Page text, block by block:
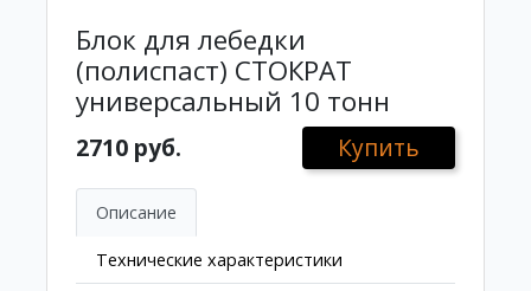
Блок для лебедки
(полиспаст) СТОКРАТ
универсальный 10 тонн
2710 руб. Купить
Описание
Технические характеристики